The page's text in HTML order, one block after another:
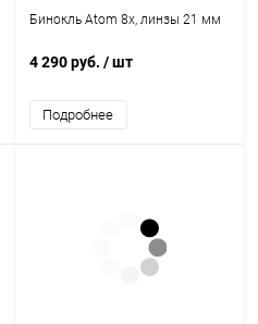
Бинокль Atom 8x, линзы 21 мм
4 290 руб. / шт
Подробнее